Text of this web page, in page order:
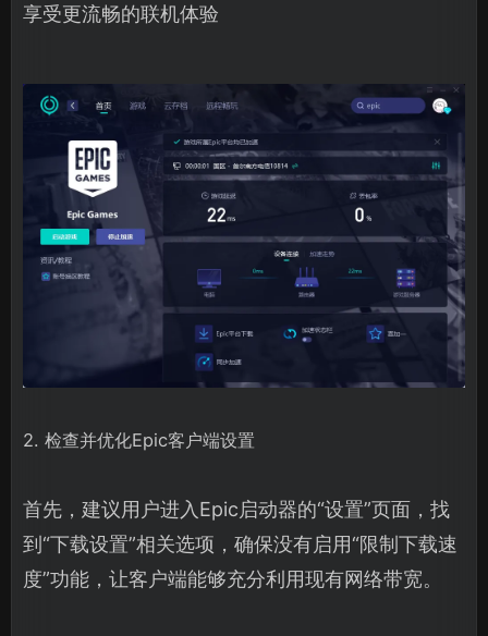
享受更流畅的联机体验
2. 检查并优化Epic客户端设置
首先，建议用户进入Epic启动器的“设置”页面，找
到“下载设置”相关选项，确保没有启用“限制下载速
度”功能，让客户端能够充分利用现有网络带宽。